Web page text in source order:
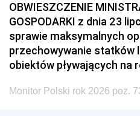
OBWIESZCZENIE
GOSPODARKI z dnia 23
sprawie maksymalnych
przechowywanie statków
obiektów pływających na
Monitor Polski rok 2026 poz.